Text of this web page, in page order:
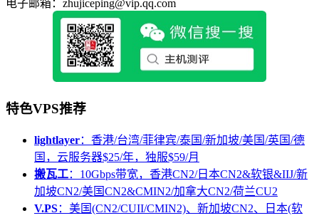
电子邮箱：zhujiceping@vip.qq.com
特色VPS推荐
lightlayer：香港/台湾/菲律宾/泰国/新加坡/美国/英国/德
国，云服务器$25/年，独服$59/月
搬瓦工：10Gbps带宽，香港CN2/日本CN2&软银&IIJ/新
加坡CN2/美国CN2&CMIN2/加拿大CN2/荷兰CU2
V.PS：美国(CN2/CUII/CMIN2)、新加坡CN2、日本(软